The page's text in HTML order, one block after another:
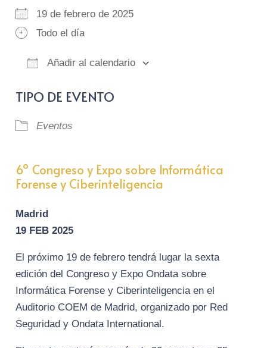
19 de febrero de 2025
Todo el día
Añadir al calendario
TIPO DE EVENTO
Eventos
6º Congreso y Expo sobre Informática
Forense y Ciberinteligencia
Madrid
19 FEB 2025
El próximo 19 de febrero tendrá lugar la sexta
edición del Congreso y Expo Ondata sobre
Informática Forense y Ciberinteligencia en el
Auditorio COEM de Madrid, organizado por Red
Seguridad y Ondata International.